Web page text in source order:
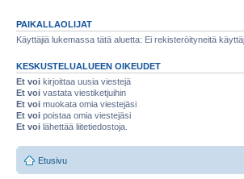
PAIKALLAOLIJAT
Käyttäjiä lukemassa tätä aluetta: Ei rekisteröityneitä
KESKUSTELUALUEEN OIKEUDET
Et voi kirjoittaa uusia viestejä
Et voi vastata viestiketjuihin
Et voi muokata omia viestejäsi
Et voi poistaa omia viestejäsi
Et voi lähettää liitetiedostoja.
Etusivu